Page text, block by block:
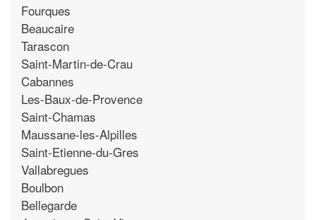
Fourques
Beaucaire
Tarascon
Saint-Martin-de-Crau
Cabannes
Les-Baux-de-Provence
Saint-Chamas
Maussane-les-Alpilles
Saint-Etienne-du-Gres
Vallabregues
Boulbon
Bellegarde